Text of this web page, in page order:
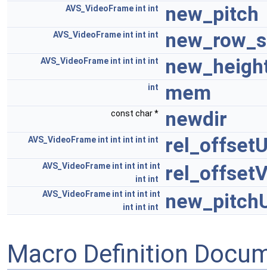
AVS_VideoFrame int int new_pitch
AVS_VideoFrame int int int
AVS_VideoFrame int int int int
int mem
const char * newdir
AVS_VideoFrame int int int int int
AVS_VideoFrame int int int int
int int
AVS_VideoFrame int int int int
int int int
Macro Definition